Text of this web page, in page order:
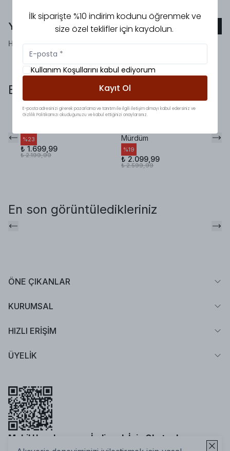
Yorumlar
Henüz yorum bulunmamaktadır!
Bunlara da baktınız mı?
Zra Viral Drape Etek
%23
₺ 1.699,99
₺ 2.199,99
Premium Belden
Mürdüm
%19
₺ 2.099,99
₺ 2.599,99
En son görüntüledikleriniz
ÖNE ÇIKANLAR
KURUMSAL
HIZLI ERİŞİM
ÜYELİK
Mobil Uygulamamızı İndirmek İçin Okutun!
İlk siparişte %10 indirim kodunu öğrenmek ve
size özel teklifler için kaydolun.
Kullanım Koşullarını kabul ediyorum
Kayıt Ol
E-posta adresinizi girerek pazarlama ve tanıtım ile ilgili iletişim almayı kabul edersiniz ve
Gizlilik Politikamızı okuduğunuzu ve kabul ettiğinizi onaylarsınız.